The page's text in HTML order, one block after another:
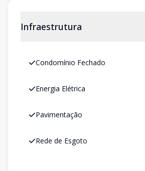
Infraestrutura
Condomínio Fechado
Energia Elétrica
Pavimentação
Rede de Esgoto